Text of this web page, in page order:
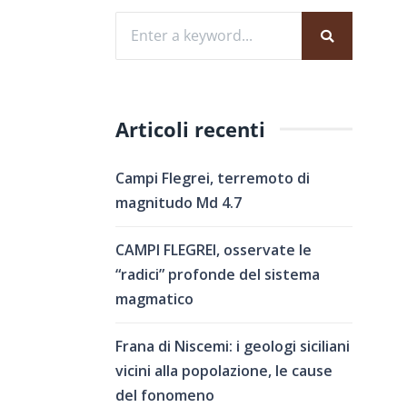
Articoli recenti
Campi Flegrei, terremoto di
magnitudo Md 4.7
CAMPI FLEGREI, osservate le
“radici” profonde del sistema
magmatico
Frana di Niscemi: i geologi siciliani
vicini alla popolazione, le cause
del fonomeno